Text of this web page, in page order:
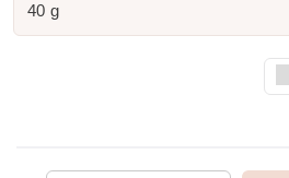
40 g